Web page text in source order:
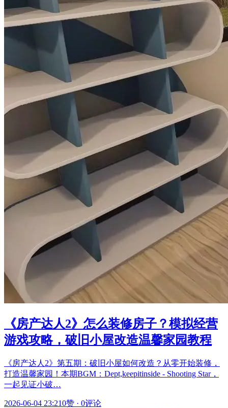
《房产达人2》怎么装修房子？模拟经营
游戏攻略，破旧小屋改造温馨家园教程
《房产达人2》第五期：破旧小屋如何改造？从零开始装修，
打造温馨家园！本期BGM：Dept,keepitinside - Shooting Star，
一起见证小破…
2026-06-04 23:210赞 · 0评论